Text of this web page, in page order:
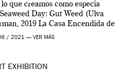
que creamos como especia
Day: Gut Weed (Ulva
2019 La Casa Encendida de
y la Wellcome […]
/ 2021 — VER MÁS
EXHIBITION